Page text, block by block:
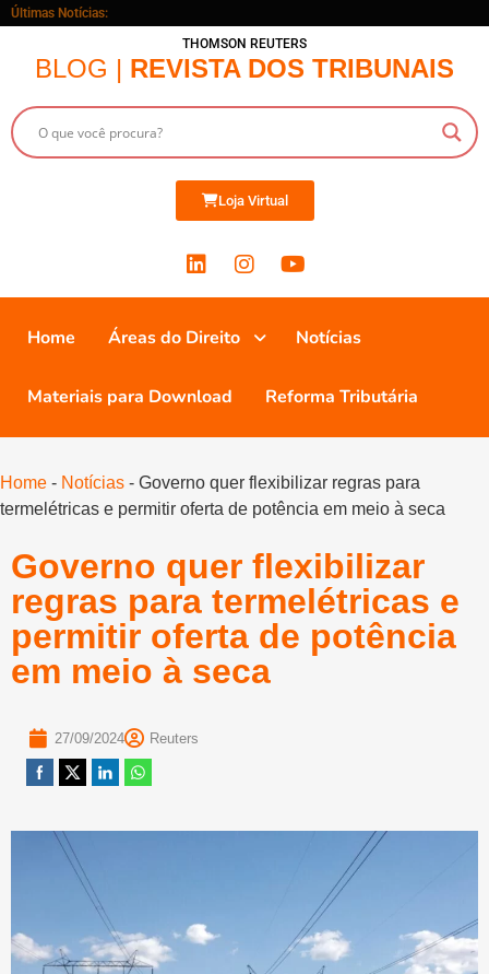
Últimas Notícias:
THOMSON REUTERS
BLOG | REVISTA DOS TRIBUNAIS
Loja Virtual
Home Áreas do Direito Notícias
Materiais para Download Reforma Tributária
Home - Notícias - Governo quer flexibilizar regras para
termelétricas e permitir oferta de potência em meio à seca
Governo quer flexibilizar
regras para termelétricas e
permitir oferta de potência
em meio à seca
27/09/2024 Reuters